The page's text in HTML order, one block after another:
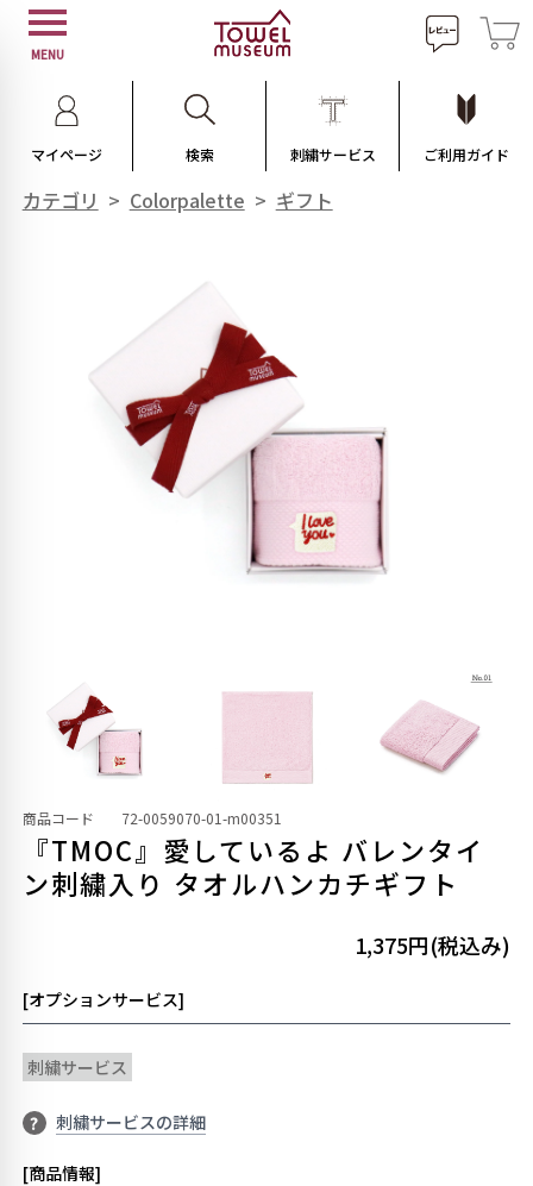
MENU
マイページ 検索 刺繍サービス ご利用ガイド
カテゴリ > Colorpalette > ギフト
商品コード 72-0059070-01-m00351
『TMOC』愛しているよ バレンタイ
ン刺繍入り タオルハンカチギフト
1,375円(税込み)
[オプションサービス]
刺繍サービス
? 刺繍サービスの詳細
[商品情報]